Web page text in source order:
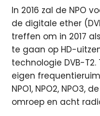
In 2016 zal de NPO
de digitale ether
treffen om in 2017
te gaan op HD-
technologie DVB-
eigen
NPO1, NPO2, NPO3,
omroep en acht